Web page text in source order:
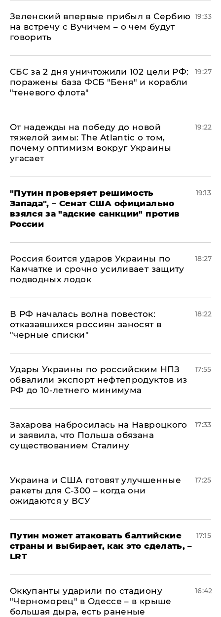
Зеленский впервые прибыл в Сербию
на встречу с Вучичем – о чем будут
говорить
19:33
СБС за 2 дня уничтожили 102 цели РФ:
поражены база ФСБ "Беня" и корабли
"теневого флота"
19:27
От надежды на победу до новой
тяжелой зимы: The Atlantic о том,
почему оптимизм вокруг Украины
угасает
19:22
"Путин проверяет решимость
Запада", – Сенат США официально
взялся за "адские санкции" против
России
19:13
Россия боится ударов Украины по
Камчатке и срочно усиливает защиту
подводных лодок
18:27
​В РФ началась волна повесток:
отказавшихся россиян заносят в
"черные списки"
18:22
Удары Украины по российским НПЗ
обвалили экспорт нефтепродуктов из
РФ до 10-летнего минимума
17:55
​Захарова набросилась на Навроцкого
и заявила, что Польша обязана
существованием Сталину
17:33
Украина и США готовят улучшенные
ракеты для С-300 – когда они
ожидаются у ВСУ
17:25
Путин может атаковать балтийские
страны и выбирает, как это сделать, –
LRT
17:15
Оккупанты ударили по стадиону
"Черноморец" в Одессе – в крыше
большая дыра, есть раненые
16:42